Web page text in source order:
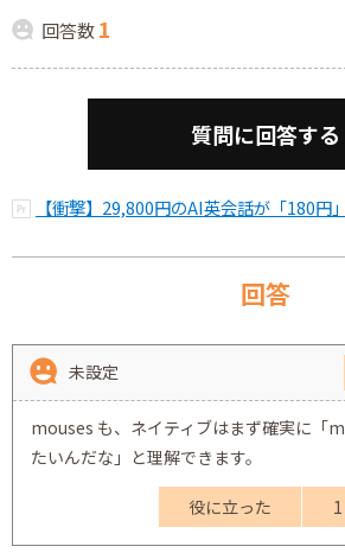
回答数1
質問に回答する
【衝撃】29,800円のAI英会話が「180円
回答
未設定
mouses も、ネイティブはまず確実に「
たいんだな」と理解できます。
役に立った 1